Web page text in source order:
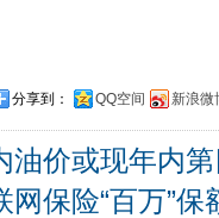
分享到： QQ空间 新浪微
油价或现年内
网保险“百万”保